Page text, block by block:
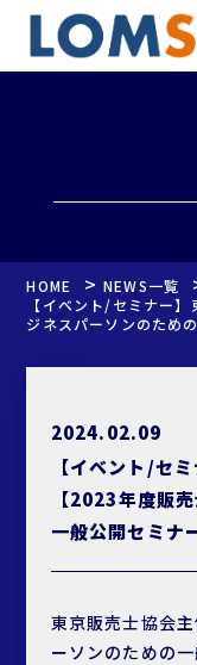
HOME >NEWS一覧
【イベント/セミナー
ジネスパーソンのため
2024.02.09
【イベント/セ
【2023年度販
一般公開セミナ
東京販売士協会
ーソンのための